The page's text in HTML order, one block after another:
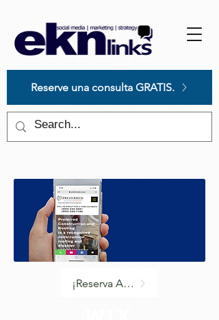
website
includes
accessibility
Reserve una consulta GRATIS.
¡Reserva Asiento ahora!